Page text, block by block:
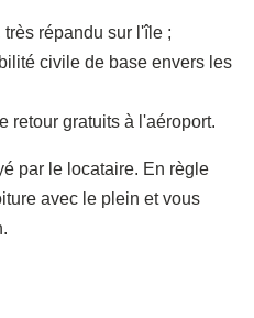
répandu sur l'île ;
civile de base envers les
retour gratuits à l'aéroport.
par le locataire. En règle
avec le plein et vous